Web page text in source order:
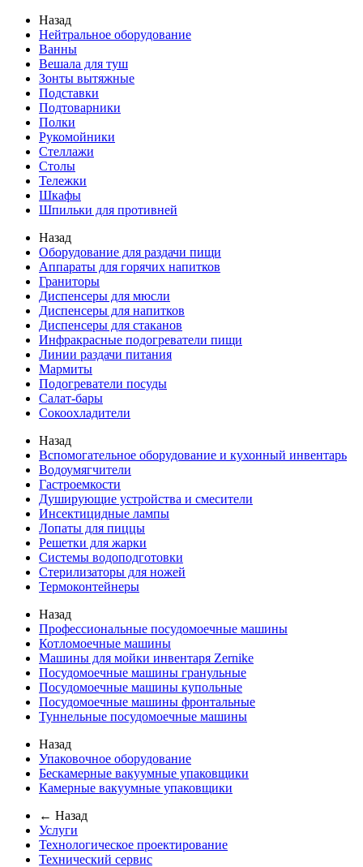
Назад
Нейтральное оборудование
Ванны
Вешала для туш
Зонты вытяжные
Подставки
Подтоварники
Полки
Рукомойники
Стеллажи
Столы
Тележки
Шкафы
Шпильки для противней
Назад
Оборудование для раздачи пищи
Аппараты для горячих напитков
Граниторы
Диспенсеры для мюсли
Диспенсеры для напитков
Диспенсеры для стаканов
Инфракрасные подогреватели пищи
Линии раздачи питания
Мармиты
Подогреватели посуды
Салат-бары
Сокоохладители
Назад
Вспомогательное оборудование и кухонный инвентарь
Водоумягчители
Гастроемкости
Душирующие устройства и смесители
Инсектицидные лампы
Лопаты для пиццы
Решетки для жарки
Системы водоподготовки
Стерилизаторы для ножей
Термоконтейнеры
Назад
Профессиональные посудомоечные машины
Котломоечные машины
Машины для мойки инвентаря Zernike
Посудомоечные машины гранульные
Посудомоечные машины купольные
Посудомоечные машины фронтальные
Туннельные посудомоечные машины
Назад
Упаковочное оборудование
Бескамерные вакуумные упаковщики
Камерные вакуумные упаковщики
← Назад
Услуги
Технологическое проектирование
Технический сервис